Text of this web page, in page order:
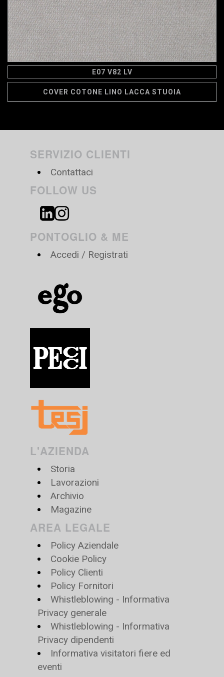
E07 V82 LV
COVER COTONE LINO LACCA STUOIA
SERVIZIO CLIENTI
Contattaci
FOLLOW US
PONTOGLIO & ME
Accedi / Registrati
L'AZIENDA
Storia
Lavorazioni
Archivio
Magazine
AREA LEGALE
Policy Aziendale
Cookie Policy
Policy Clienti
Policy Fornitori
Whistleblowing - Informativa
Privacy generale
Whistleblowing - Informativa
Privacy dipendenti
Informativa visitatori fiere ed
eventi